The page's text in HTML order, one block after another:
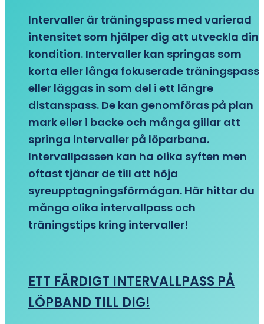
Intervaller är träningspass med varierad
intensitet som hjälper dig att utveckla din
kondition. Intervaller kan springas som
korta eller långa fokuserade träningspass
eller läggas in som del i ett längre
distanspass. De kan genomföras på plan
mark eller i backe och många gillar att
springa intervaller på löparbana.
Intervallpassen kan ha olika syften men
oftast tjänar de till att höja
syreupptagningsförmågan. Här hittar du
många olika intervallpass och
träningstips kring intervaller!
ETT FÄRDIGT INTERVALLPASS PÅ
LÖPBAND TILL DIG!